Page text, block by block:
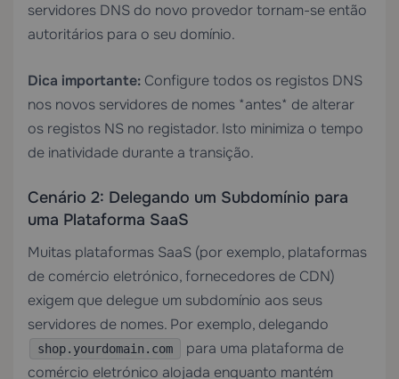
servidores DNS do novo provedor tornam-se então
autoritários para o seu domínio.
Dica importante: Configure todos os registos DNS
nos novos servidores de nomes *antes* de alterar
os registos NS no registador. Isto minimiza o tempo
de inatividade durante a transição.
Cenário 2: Delegando um Subdomínio para
uma Plataforma SaaS
Muitas plataformas SaaS (por exemplo, plataformas
de comércio eletrónico, fornecedores de CDN)
exigem que delegue um subdomínio aos seus
servidores de nomes. Por exemplo, delegando
shop.yourdomain.com
para uma plataforma de
comércio eletrónico alojada enquanto mantém